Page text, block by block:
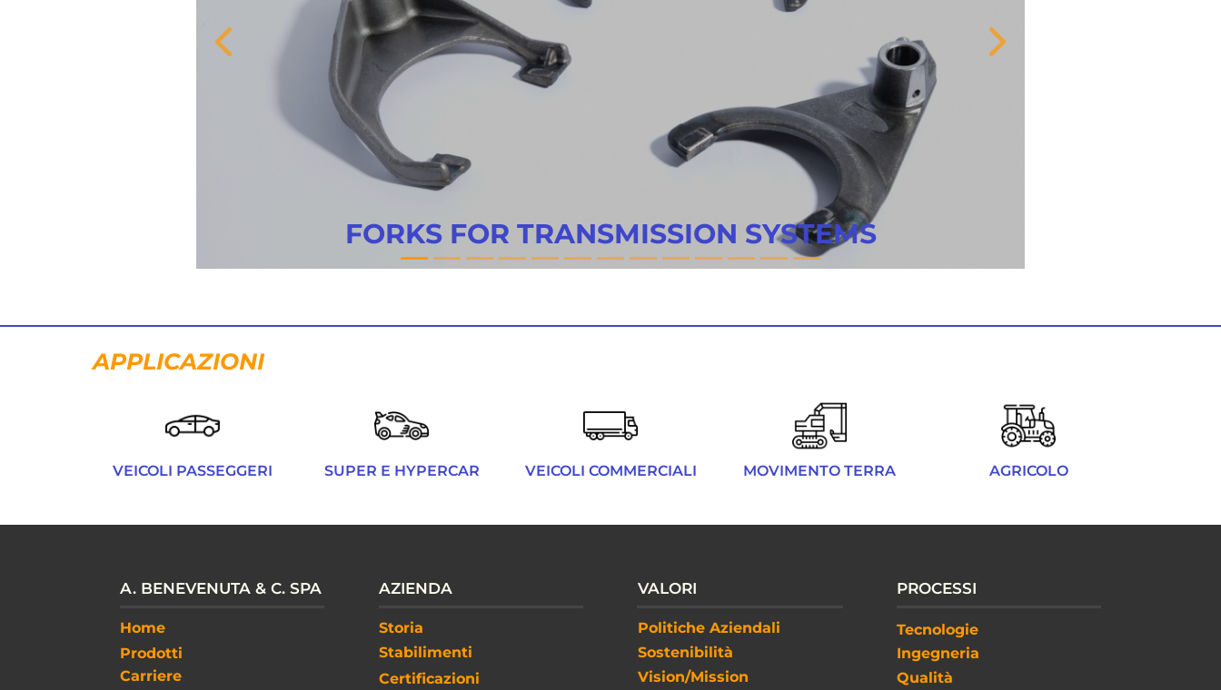
FOR TRANSMISSION SYSTEMS
APPLICAZIONI
VEICOLI PASSEGGERI SUPER E HYPERCAR VEICOLI COMMERCIALI MOVIMENTO TERRA AGRICOLO
A. BENEVENUTA & C. SPA
Home​​
Prodotti
Carriere
AZIENDA
Storia
Stabilimenti
Certificazioni
VALORI
Politiche Aziendali
Sostenibilità
Vision/Mission
PROCESSI
Tecnologie
Ingegneria
Qualità